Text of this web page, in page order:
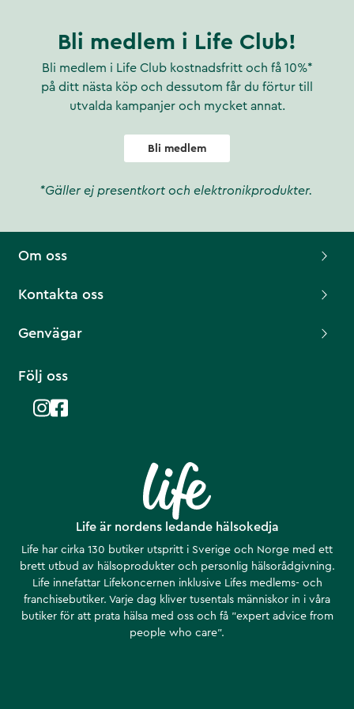
Bli medlem i Life Club!
Bli medlem i Life Club kostnadsfritt och få 10%*
på ditt nästa köp och dessutom får du förtur till
utvalda kampanjer och mycket annat.
Bli medlem
*Gäller ej presentkort och elektronikprodukter.
Life är nordens ledande hälsokedja
Life har cirka 130 butiker utspritt i Sverige och Norge med ett
brett utbud av hälsoprodukter och personlig hälsorådgivning.
Life innefattar Lifekoncernen inklusive Lifes medlems- och
franchisebutiker. Varje dag kliver tusentals människor in i våra
butiker för att prata hälsa med oss och få ”expert advice from
people who care”.
Om oss
Kontakta oss
Genvägar
Följ oss